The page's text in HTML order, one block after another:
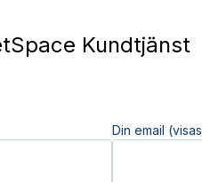
Kundtjänst
Din email